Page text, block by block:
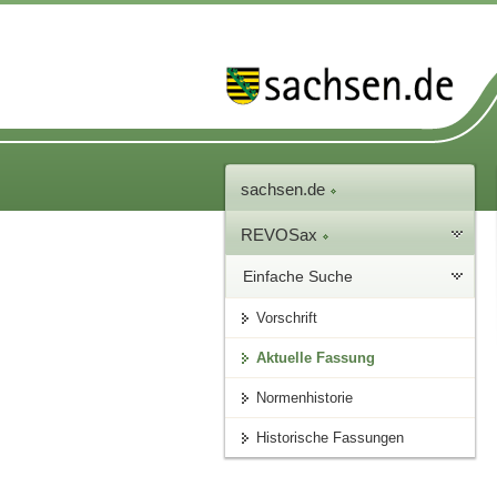
sachsen.de
REVOSax
Einfache Suche
Vorschrift
Aktuelle Fassung
Normenhistorie
Historische Fassungen